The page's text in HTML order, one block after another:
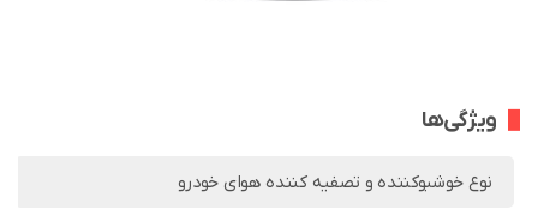
ویژگی‌ها
نوع خوشبوکننده و تصفیه کننده هوای خودرو